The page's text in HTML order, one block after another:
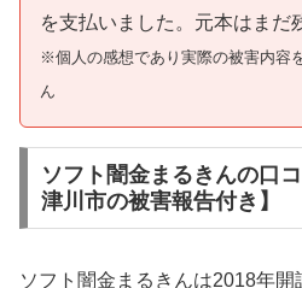
を支払いました。元本はまだ
※個人の感想であり実際の被害内容
ん
ソフト闇金まるきんの口
津川市の被害報告付き】
ソフト闇金まるきんは2018年